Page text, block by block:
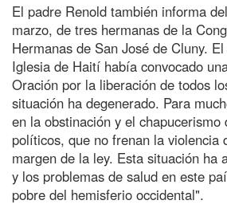
El padre Renold también informa
marzo, de tres hermanas de la
Hermanas de San José de Cluny.
Iglesia de Haití había convocado
Oración por la liberación de todos
situación ha degenerado. Para
en la obstinación y el chapucerismo
políticos, que no frenan la violencia
margen de la ley. Esta situación ha
y los problemas de salud en este
pobre del hemisferio occidental".